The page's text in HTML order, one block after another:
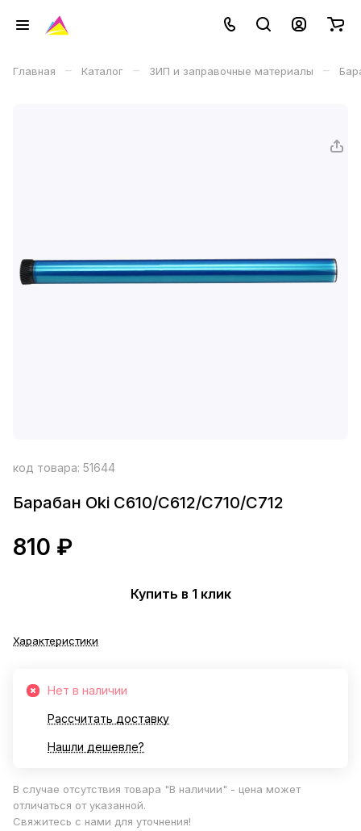
Главная – Каталог – ЗИП и заправочные материалы –
код товара: 51644
Барабан Oki C610/C612/C710/C712
810 ₽
Купить в 1 клик
Характеристики
Нет в наличии
Рассчитать доставку
Нашли дешевле?
В случае отсутствия товара "В наличии" - цена может
отличаться от указанной.
Свяжитесь с нами для уточнения!